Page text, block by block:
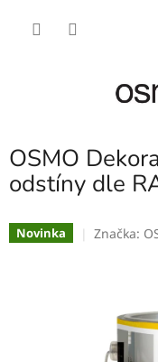
OSMO
odstíny dle
Novinka Značka: